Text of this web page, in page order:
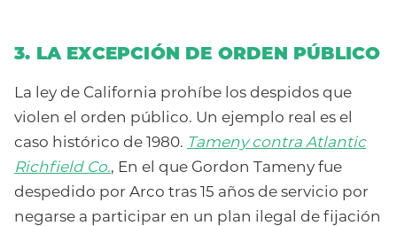
3. LA EXCEPCIÓN DE ORDEN PÚBLICO
La ley de California prohíbe los despidos que
violen el orden público. Un ejemplo real es el
caso histórico de 1980. Tameny contra Atlantic
Richfield Co., En el que Gordon Tameny fue
despedido por Arco tras 15 años de servicio por
negarse a participar en un plan ilegal de fijación